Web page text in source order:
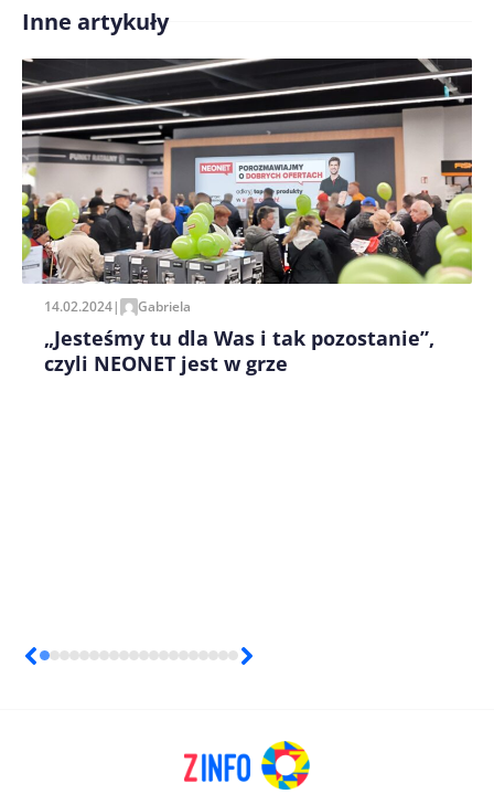
Treść komentarza*
Zapamiętaj moje dane w tej przeglądarce podczas
pisania kolejnych komentarzy.
Inne artykuły
14.02.2024| Gabriela
„Jesteśmy tu dla Was i tak pozostanie”,
czyli NEONET jest w grze